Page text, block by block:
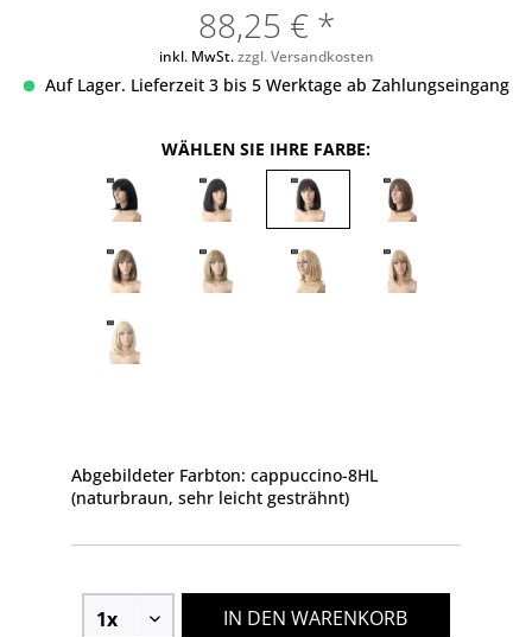
88,25 € *
inkl. MwSt.zzgl. Versandkosten
Auf Lager. Lieferzeit 3 bis 5 Werktage ab Zahlungseingang
WÄHLEN SIE IHRE FARBE:
Abgebildeter Farbton: cappuccino-8HL
(naturbraun, sehr leicht gesträhnt)
IN DEN WARENKORB